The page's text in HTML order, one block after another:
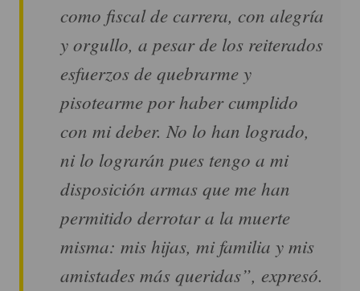
como fiscal de carrera, con alegría
y orgullo, a pesar de los reiterados
esfuerzos de quebrarme y
pisotearme por haber cumplido
con mi deber. No lo han logrado,
ni lo lograrán pues tengo a mi
disposición armas que me han
permitido derrotar a la muerte
misma: mis hijas, mi familia y mis
amistades más queridas”, expresó.